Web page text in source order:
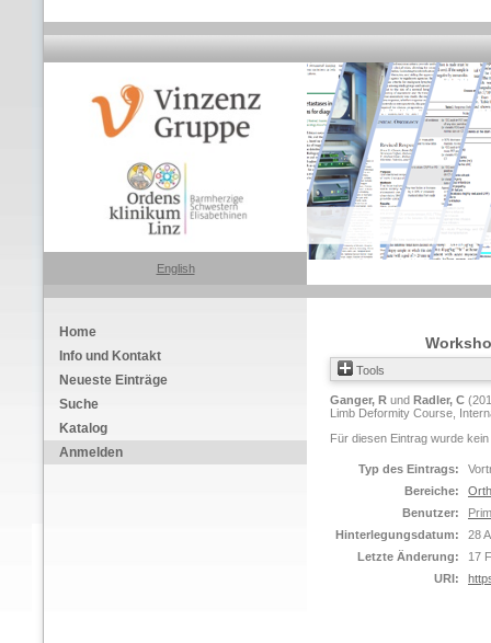
English
Home
Info und Kontakt
Neueste Einträge
Suche
Katalog
Anmelden
Tools
Ganger, R und Radler, C
Limb Deformity Course,
Für diesen Eintrag wurde
Typ des Eintrags:
Bereiche:
Benutzer:
Hinterlegungsdatum:
28
Letzte Änderung:
17
URI: